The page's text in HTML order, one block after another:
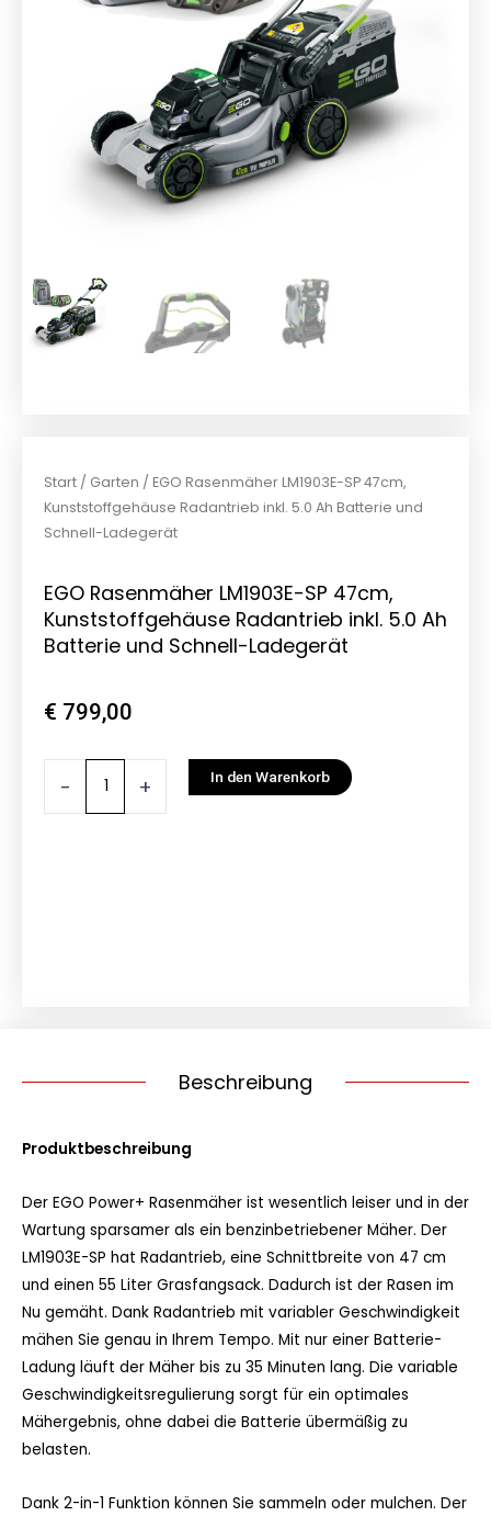
Start / Garten / EGO Rasenmäher LM1903E-SP 47cm,
Kunststoffgehäuse Radantrieb inkl. 5.0 Ah Batterie und
Schnell-Ladegerät
EGO Rasenmäher LM1903E-SP 47cm,
Kunststoffgehäuse Radantrieb inkl. 5.0 Ah
Batterie und Schnell-Ladegerät
€ 799,00
-
Menge
+ In den Warenkorb
Beschreibung
Produktbeschreibung
Der EGO Power+ Rasenmäher ist wesentlich leiser und in der
Wartung sparsamer als ein benzinbetriebener Mäher. Der
LM1903E-SP hat Radantrieb, eine Schnittbreite von 47 cm
und einen 55 Liter Grasfangsack. Dadurch ist der Rasen im
Nu gemäht. Dank Radantrieb mit variabler Geschwindigkeit
mähen Sie genau in Ihrem Tempo. Mit nur einer Batterie-
Ladung läuft der Mäher bis zu 35 Minuten lang. Die variable
Geschwindigkeitsregulierung sorgt für ein optimales
Mähergebnis, ohne dabei die Batterie übermäßig zu
belasten.
Dank 2-in-1 Funktion können Sie sammeln oder mulchen. Der